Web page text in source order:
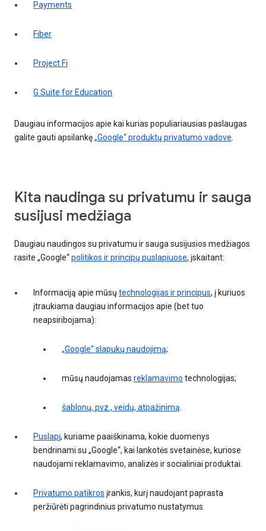
Payments
Fiber
Project Fi
G Suite for Education
Daugiau informacijos apie kai kurias populiariausias paslaugas
galite gauti apsilankę„Google“ produktų privatumo vadove.
Kita naudinga su privatumu ir sauga
susijusi medžiaga
Daugiau naudingos su privatumu ir sauga susijusios medžiagos
rasite „Google“politikos ir principų puslapiuose, įskaitant:
Informaciją apie mūsų technologijas ir principus, į kuriuos
įtraukiama daugiau informacijos apie (bet tuo
neapsiribojama):
„Google“ slapukų naudojimą;
mūsų naudojamas reklamavimo technologijas;
šablonų, pvz., veidų, atpažinimą.
Puslapį, kuriame paaiškinama, kokie duomenys
bendrinami su „Google“, kai lankotės svetainėse, kuriose
naudojami reklamavimo, analizės ir socialiniai produktai.
Privatumo patikros įrankis, kurį naudojant paprasta
peržiūrėti pagrindinius privatumo nustatymus.